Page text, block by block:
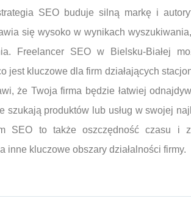
SEO buduje silną markę i
się wysoko w wynikach
Freelancer SEO w Bielsku-Białej
jest kluczowe dla firm działających
że Twoja firma będzie łatwiej
szukają produktów lub usług w swojej
SEO to także oszczędność czasu i
inne kluczowe obszary działalności firmy.